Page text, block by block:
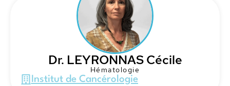
Dr. LEYRONNAS Cécile
Hématologie
Institut de Cancérologie